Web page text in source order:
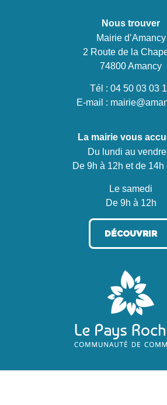
Nous trouver
Mairie d’Amancy
2 Route de la
74800 Amancy
Tél : 04 50 03 03
E-mail :
La mairie vous
Du lundi au
De 9h à 12h et de 14h
Le samedi
De 9h à 12h
DÉCOUVRIR